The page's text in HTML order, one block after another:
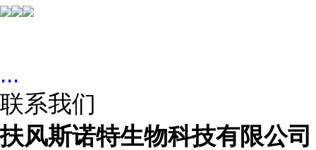
...
联系我们
扶风斯诺特生物科技有限公司